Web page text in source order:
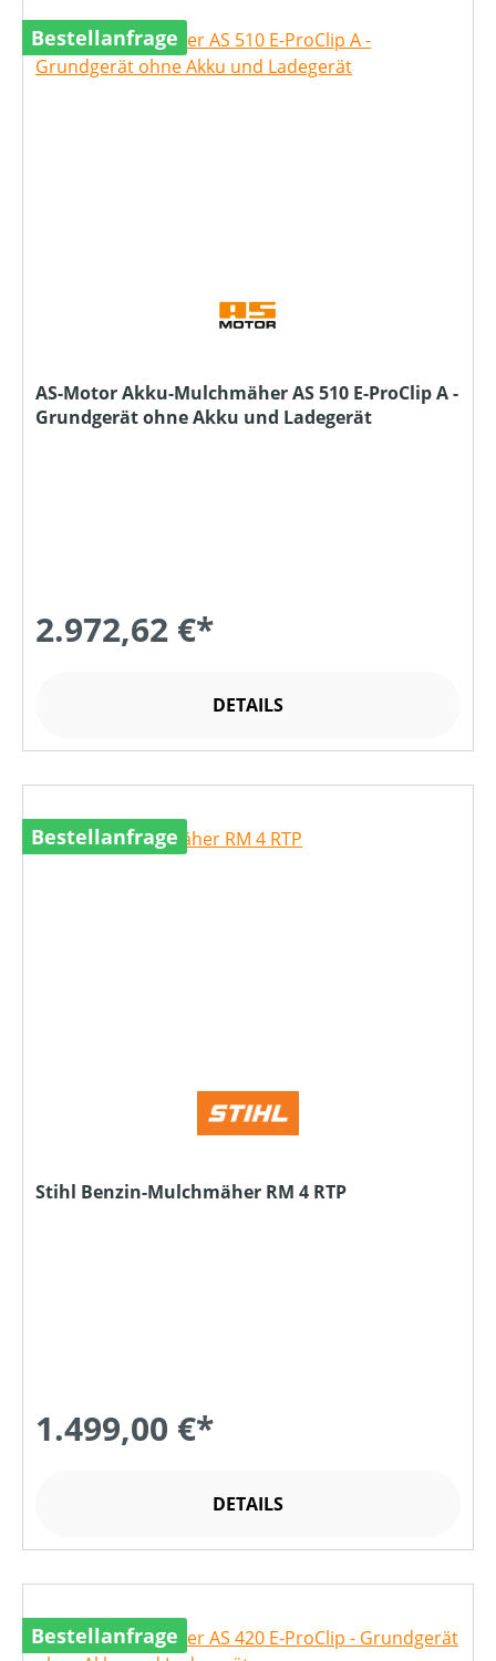
Bestellanfrage
AS-Motor Akku-Mulchmäher AS 510 E-ProClip A -
Grundgerät ohne Akku und Ladegerät
2.972,62 €*
DETAILS
Bestellanfrage
Stihl Benzin-Mulchmäher RM 4 RTP
1.499,00 €*
DETAILS
Bestellanfrage